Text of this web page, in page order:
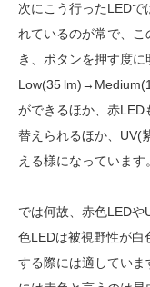
次にこう行ったLEDで
れているのが常で、
き、ボタンを押す度
Low(35
ができるほか、赤LED
替えられるほか、UV(
える様になっています。
では何故、赤色LEDや
色LEDは被視野性が白
する際には適してい